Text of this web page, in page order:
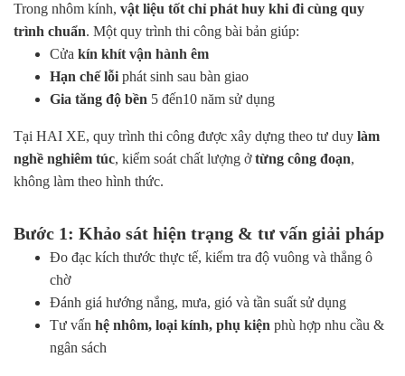
Trong nhôm kính, vật liệu tốt chỉ phát huy khi đi cùng quy
trình chuẩn. Một quy trình thi công bài bản giúp:
Cửa kín khít vận hành êm
Hạn chế lỗi phát sinh sau bàn giao
Gia tăng độ bền 5 đến10 năm sử dụng
Tại HAI XE, quy trình thi công được xây dựng theo tư duy làm
nghề nghiêm túc, kiểm soát chất lượng ởtừng công đoạn,
không làm theo hình thức.
Bước 1: Khảo sát hiện trạng & tư vấn giải pháp
Đo đạc kích thước thực tế, kiểm tra độ vuông và thẳng ô
chờ
Đánh giá hướng nắng, mưa, gió và tần suất sử dụng
Tư vấn hệ nhôm, loại kính, phụ kiện phù hợp nhu cầu &
ngân sách